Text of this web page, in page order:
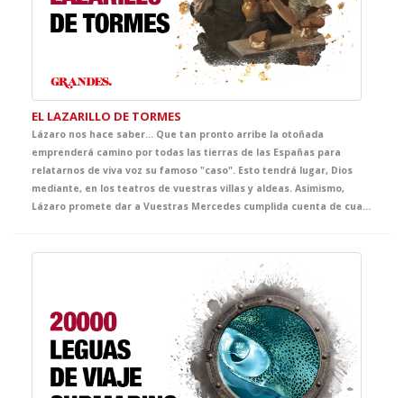
EL LAZARILLO DE TORMES
Lázaro nos hace saber… Que tan pronto arribe la otoñada
emprenderá camino por todas las tierras de las Españas para
relatarnos de viva voz su famoso "caso". Esto tendrá lugar, Dios
mediante, en los teatros de vuestras villas y aldeas. Asimismo,